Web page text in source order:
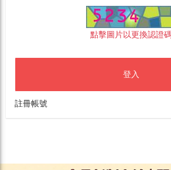
點擊圖片以更換認證
登入
註冊帳號